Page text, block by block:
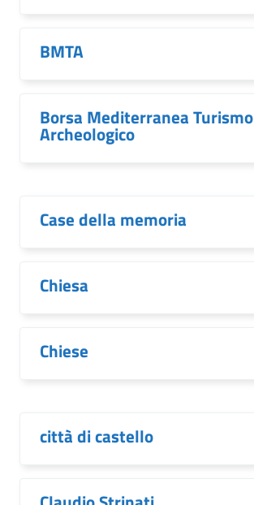
BMTA
Borsa Mediterranea Turismo
Archeologico
Case della memoria
Chiesa
Chiese
città di castello